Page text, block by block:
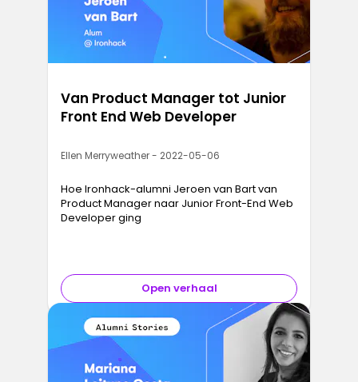
Van Product Manager tot Junior
Front End Web Developer
Ellen Merryweather - 2022-05-06
Hoe Ironhack-alumni Jeroen van Bart van
Product Manager naar Junior Front-End Web
Developer ging
Open verhaal